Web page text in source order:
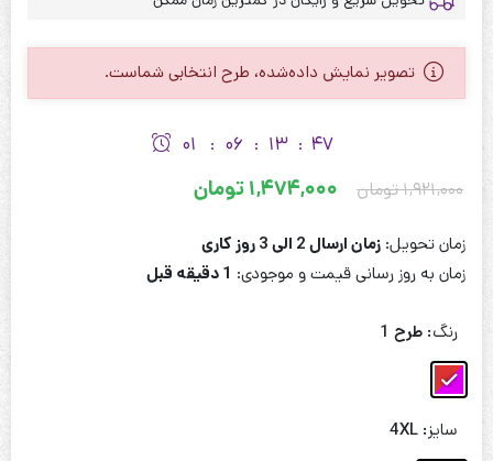
تصویر نمایش داده‌شده، طرح انتخابی شماست.
47
:
13
:
06
:
01
1,921,000تومان
قیمت
1,921,000 تومان
بود.
1,474,000 تومان
زمان تحویل: زمان ارسال 2 الی 3 روز کاری
زمان به روز رسانی قیمت و موجودی: 1 دقیقه قبل
رنگ: طرح 1
سایز: 4XL